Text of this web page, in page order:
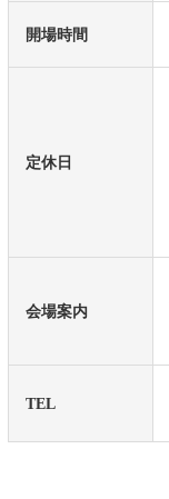
開場時間
定休日
会場案内
TEL